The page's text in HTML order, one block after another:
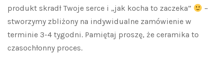
produkt skradł Twoje serce i „jak kocha to zaczeka”
–
stworzymy zbliżony na indywidualne zamówienie w
terminie 3-4 tygodni. Pamiętaj proszę, że ceramika to
czasochłonny proces.